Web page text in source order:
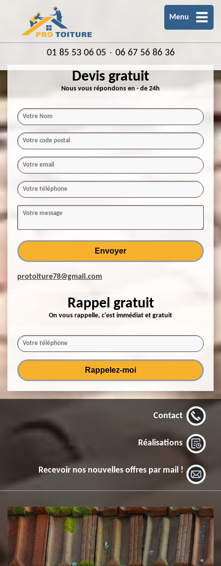
Menu
01 85 53 06 05 - 06 67 56 86 36
Devis gratuit
Nous vous répondons en - de 24h
protoiture78@gmail.com
Rappel gratuit
On vous rappelle, c'est immédiat et gratuit
Contact
Réalisations
Recevoir nos nouvelles offres par mail !